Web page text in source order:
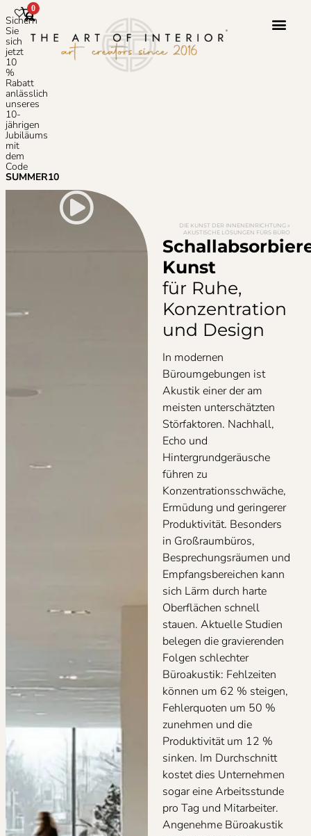
Sichern
Sie
sich
jetzt
10
%
Rabatt
anlässlich
unseres
10-
jährigen
Jubiläums
mit
dem
Code
SUMMER10
0
DIE KUNST DER INNENEINRICHTUNG »
AKUSTISCHE LÖSUNGEN FÜRS BÜRO
Kunst
für Ruhe,
Konzentration
und Design
In modernen
Büroumgebungen ist
Akustik einer der am
meisten unterschätzten
Störfaktoren. Nachhall,
Echo und
Hintergrundgeräusche
führen zu
Konzentrationsschwäche,
Ermüdung und geringerer
Produktivität. Besonders
in Großraumbüros,
Besprechungsräumen und
Empfangsbereichen kann
sich Lärm durch harte
Oberflächen schnell
stauen. Aktuelle Studien
belegen die gravierenden
Folgen schlechter
Büroakustik: Fehlzeiten
können um 62 % steigen,
Fehlerquoten um 50 %
zunehmen und die
Produktivität um 12 %
sinken. Im Durchschnitt
kostet dies Unternehmen
sogar eine Arbeitsstunde
pro Tag und Mitarbeiter.
Angenehme Büroakustik